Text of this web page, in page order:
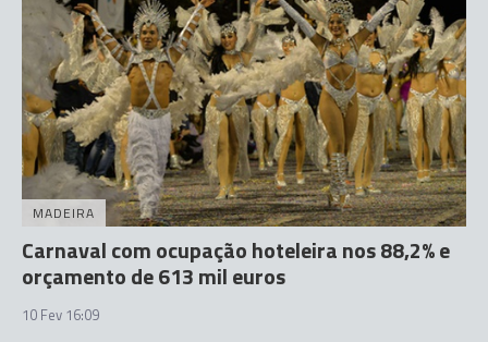
MADEIRA
Carnaval com ocupação hoteleira nos 88,2% e
orçamento de 613 mil euros
10 Fev 16:09